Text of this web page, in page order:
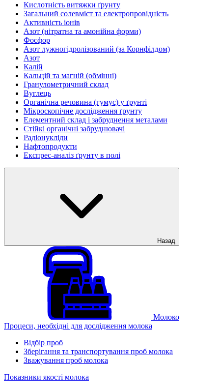
Кислотність витяжки ґрунту
Загальний солевміст та електропровідність
Активність іонів
Азот (нітратна та амонійна форми)
Фосфор
Азот лужногідролізований (за Корнфілдом)
Азот
Калій
Кальцій та магній (обмінні)
Гранулометричний склад
Вуглець
Органічна речовина (гумус) у ґрунті
Мікроскопічне дослідження ґрунту
Елементний склад і забруднення металами
Стійкі органічні забруднювачі
Радіонукліди
Нафтопродукти
Експрес-аналіз ґрунту в полі
Назад
Молоко
Процеси, необхідні для дослідження молока
Відбір проб
Зберігання та транспортування проб молока
Зважування проб молока
Показники якості молока